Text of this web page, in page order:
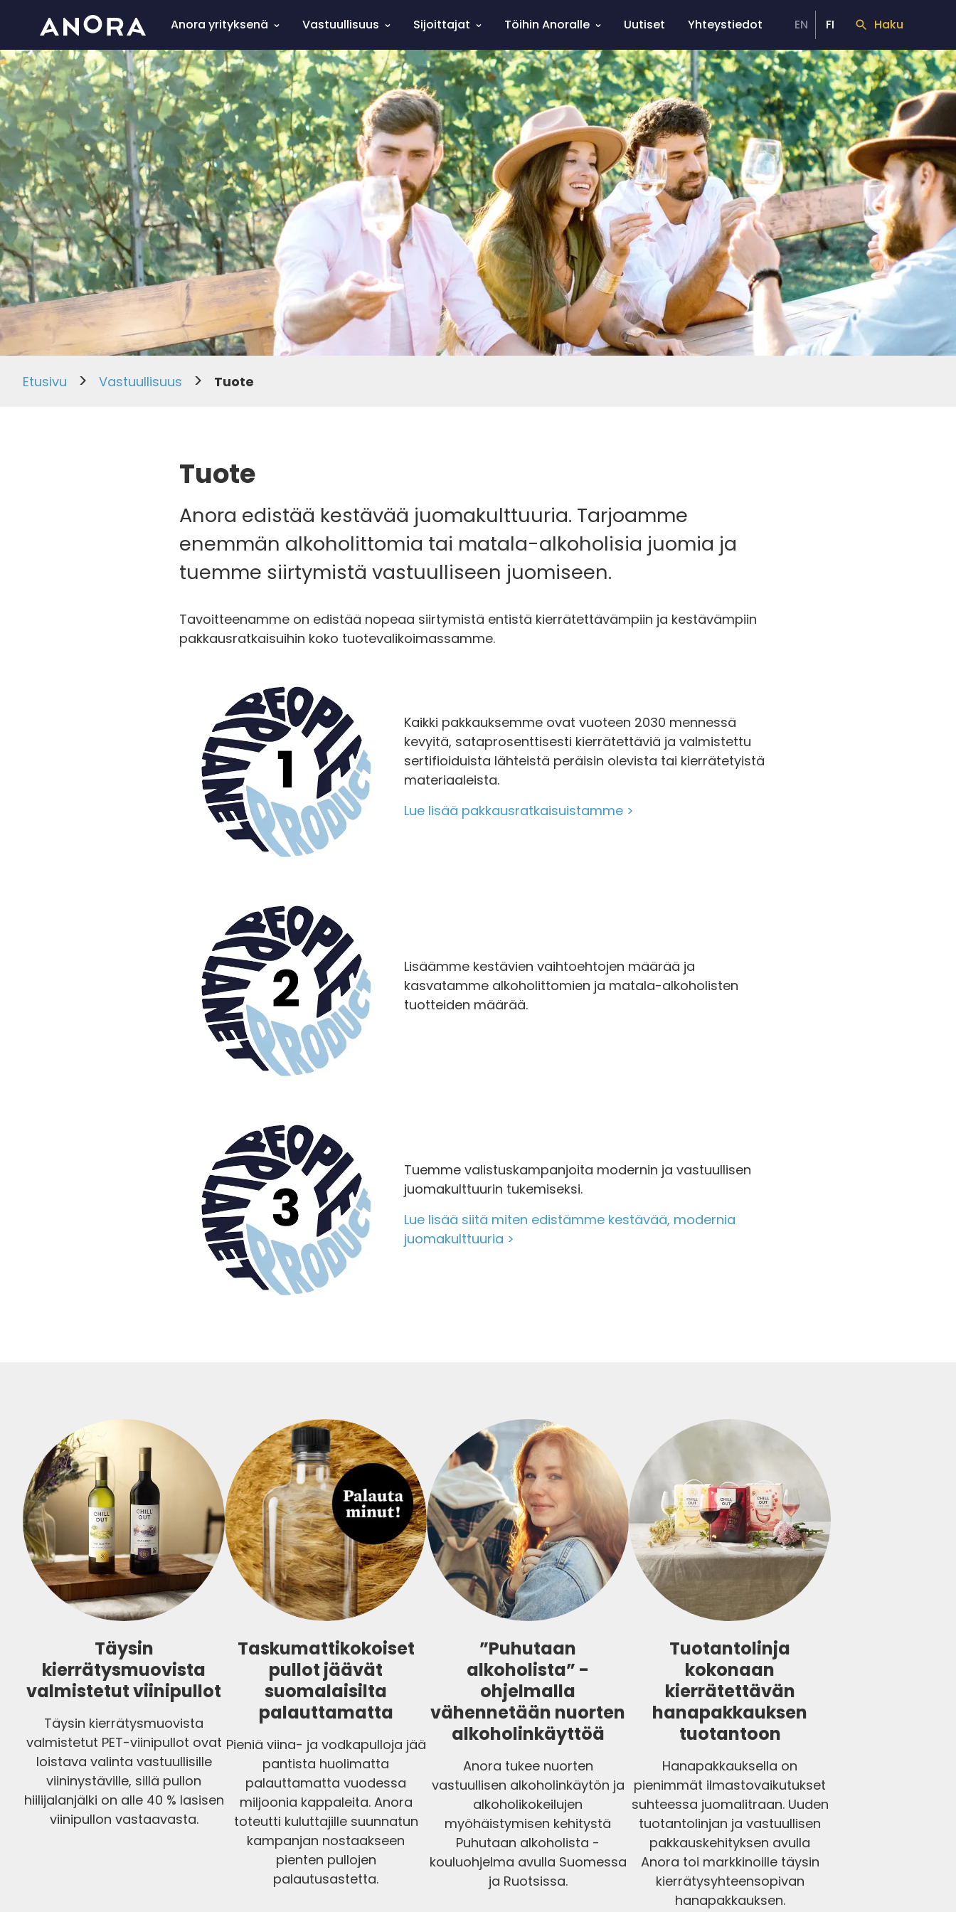
Anora yrityksenä Vastuullisuus Sijoittajat Töihin Anoralle Uutiset Yhteystiedot EN FI Haku
Etusivu > Vastuullisuus > Tuote
Tuote
Anora edistää kestävää juomakulttuuria. Tarjoamme
enemmän alkoholittomia tai matala-alkoholisia juomia ja
tuemme siirtymistä vastuulliseen juomiseen.
Tavoitteenamme on edistää nopeaa siirtymistä entistä kierrätettävämpiin ja kestävämpiin
pakkausratkaisuihin koko tuotevalikoimassamme.
Kaikki pakkauksemme ovat vuoteen 2030 mennessä
kevyitä, sataprosenttisesti kierrätettäviä ja valmistettu
sertifioiduista lähteistä peräisin olevista tai kierrätetyistä
materiaaleista.
Lue lisää pakkausratkaisuistamme >
Lisäämme kestävien vaihtoehtojen määrää ja
kasvatamme alkoholittomien ja matala-alkoholisten
tuotteiden määrää.
Tuemme valistuskampanjoita modernin ja vastuullisen
juomakulttuurin tukemiseksi.
Lue lisää siitä miten edistämme kestävää, modernia
juomakulttuuria >
Täysin
kierrätysmuovista
valmistetut viinipullot
Täysin kierrätysmuovista
valmistetut PET-viinipullot ovat
loistava valinta vastuullisille
viininystäville, sillä pullon
hiilijalanjälki on alle 40 % lasisen
viinipullon vastaavasta.
Taskumattikokoiset
pullot jäävät
suomalaisilta
palauttamatta
Pieniä viina- ja vodkapulloja jää
pantista huolimatta
palauttamatta vuodessa
miljoonia kappaleita. Anora
toteutti kuluttajille suunnatun
kampanjan nostaakseen
pienten pullojen
palautusastetta.
”Puhutaan
alkoholista” -
ohjelmalla
vähennetään nuorten
alkoholinkäyttöä
Anora tukee nuorten
vastuullisen alkoholinkäytön ja
alkoholikokeilujen
myöhäistymisen kehitystä
Puhutaan alkoholista -
kouluohjelma avulla Suomessa
ja Ruotsissa.
Tuotantolinja
kokonaan
kierrätettävän
hanapakkauksen
tuotantoon
Hanapakkauksella on
pienimmät ilmastovaikutukset
suhteessa juomalitraan. Uuden
tuotantolinjan ja vastuullisen
pakkauskehityksen avulla
Anora toi markkinoille täysin
kierrätysyhteensopivan
hanapakkauksen.